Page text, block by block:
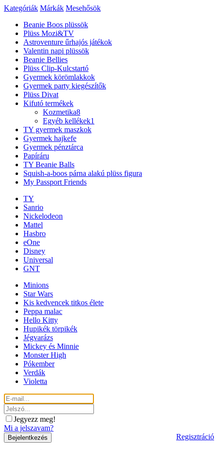
Kategóriák Márkák Mesehősök
Beanie Boos plüssök
Plüss Mozi&TV
Astroventure űrhajós játékok
Valentin napi plüssök
Beanie Bellies
Plüss Clip-Kulcstartó
Gyermek körömlakkok
Gyermek party kiegészítők
Plüss Divat
Kifutó termékek
Kozmetika8
Egyéb kellékek1
TY gyermek maszkok
Gyermek hajkefe
Gyermek pénztárca
Papíráru
TY Beanie Balls
Squish-a-boos párna alakú plüss figura
My Passport Friends
TY
Sanrio
Nickelodeon
Mattel
Hasbro
eOne
Disney
Universal
GNT
Minions
Star Wars
Kis kedvencek titkos élete
Peppa malac
Hello Kitty
Hupikék törpikék
Jégvarázs
Mickey és Minnie
Monster High
Pókember
Verdák
Violetta
Jegyezz meg!
Mi a jelszavam?
Regisztráció